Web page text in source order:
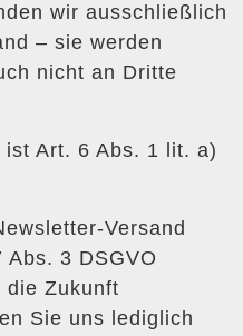
wir ausschließlich
– sie werden
nicht an Dritte
Art. 6 Abs. 1 lit. a)
Versand
Abs. 3 DSGVO
die Zukunft
Sie uns lediglich